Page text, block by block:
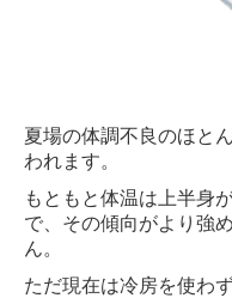
夏場の体調不良のほと
われます。
もともと体温は上半身
で、その傾向がより強
ん。
ただ現在は冷房を使わ